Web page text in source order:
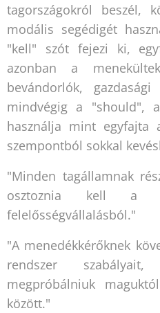
tagországokról beszél,
modális segédigét
"kell" szót fejezi ki,
azonban a
bevándorlók,
mindvégig a "should",
használja mint egyfajta
szempontból sokkal
"Minden tagállamnak
osztoznia kell a
felelősségvállalásból."
"A menedékkérőknek
rendszer
megpróbálniuk
között."